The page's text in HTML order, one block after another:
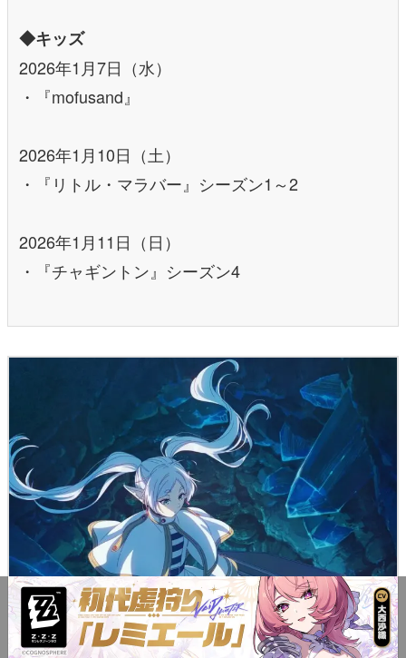
◆キッズ
2026年1月7日（水）
・『mofusand』
2026年1月10日（土）
・『リトル・マラバー』シーズン1～2
2026年1月11日（日）
・『チャギントン』シーズン4